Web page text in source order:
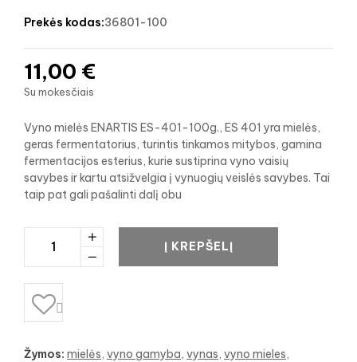
prekės kodas:36801-100
11,00 €
Su mokesčiais
Vyno mielės ENARTIS ES-401-100g., ES 401 yra mielės,
geras fermentatorius, turintis tinkamos mitybos, gamina
fermentacijos esterius, kurie sustiprina vyno vaisių
savybes ir kartu atsižvelgia į vynuogių veislės savybes. Tai
taip pat gali pašalinti dalį obu
Į KREPŠELĮ

Žymos: mielės vyno gamyba vynas vyno mieles